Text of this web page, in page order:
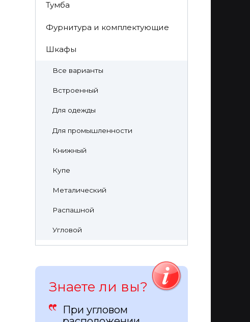
Тумба
Фурнитура и комплектующие
Шкафы
Все варианты
Встроенный
Для одежды
Для промышленности
Книжный
Купе
Металический
Распашной
Угловой
Знаете ли вы?
При угловом